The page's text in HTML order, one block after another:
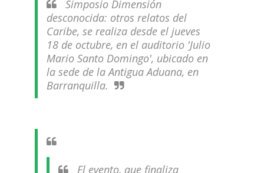
Simposio Dimensión
desconocida: otros relatos del
Caribe, se realiza desde el jueves
18 de octubre, en el auditorio 'Julio
Mario Santo Domingo', ubicado en
la sede de la Antigua Aduana, en
Barranquilla.
El evento, que finaliza